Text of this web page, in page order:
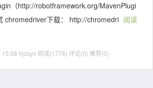
（http://robotframework.org/MavenPlugi
chromedriver下载： http://chromedri 阅读
hjzqyx 阅读(1778) 评论(0) 推荐(0)